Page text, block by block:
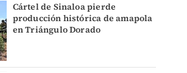
Cártel de Sinaloa pierde
producción histórica de amapola
en Triángulo Dorado